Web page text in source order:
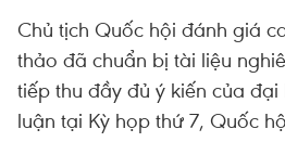
Chủ tịch Quốc hội đánh giá
thảo đã chuẩn bị tài liệu
tiếp thu đầy đủ ý kiến của
luận tại Kỳ họp thứ 7, Quốc